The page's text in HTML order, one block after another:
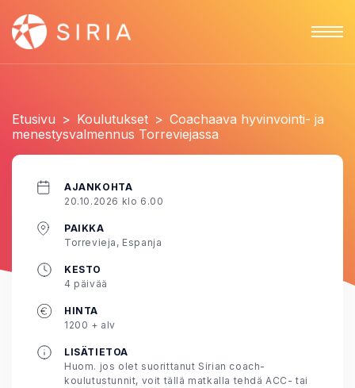
Etusivu > Koulutukset > Coachaava hyvinvointi- ja
menestysvalmennus Torreviejassa
AJANKOHTA
20.10.2026 klo 6.00
PAIKKA
Torrevieja, Espanja
KESTO
4 päivää
HINTA
1200 + alv
LISÄTIETOA
Huom. jos olet suorittanut Sirian coach-
koulutustunnit, voit tällä matkalla tehdä ACC- tai